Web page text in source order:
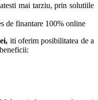
mai tarziu, prin solutiile
de finantare 100% online
iti oferim posibilitatea de a